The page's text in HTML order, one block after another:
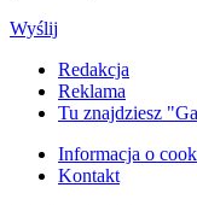
Wyślij
Redakcja
Reklama
Tu znajdziesz
Informacja o
Kontakt